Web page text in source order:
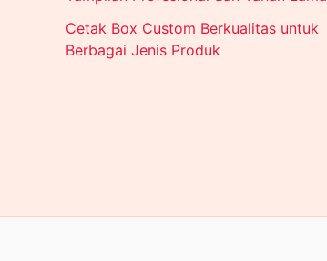
Cetak Box Custom Berkualitas untuk
Berbagai Jenis Produk